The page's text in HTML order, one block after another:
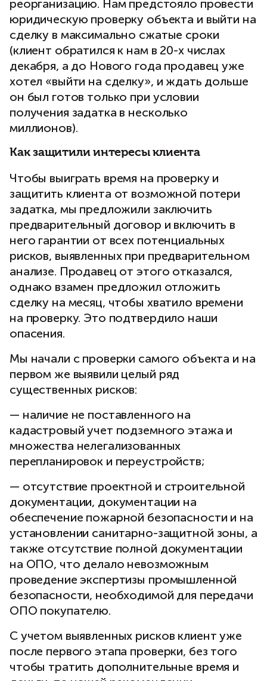
реорганизацию. Нам предстояло провести
юридическую проверку объекта и выйти на
сделку в максимально сжатые сроки
(клиент обратился к нам в 20-х числах
декабря, а до Нового года продавец уже
хотел «выйти на сделку», и ждать дольше
он был готов только при условии
получения задатка в несколько
миллионов).
Как защитили интересы клиента
Чтобы выиграть время на проверку и
защитить клиента от возможной потери
задатка, мы предложили заключить
предварительный договор и включить в
него гарантии от всех потенциальных
рисков, выявленных при предварительном
анализе. Продавец от этого отказался,
однако взамен предложил отложить
сделку на месяц, чтобы хватило времени
на проверку. Это подтвердило наши
опасения.
Мы начали с проверки самого объекта и на
первом же выявили целый ряд
существенных рисков:
— наличие не поставленного на
кадастровый учет подземного этажа и
множества нелегализованных
перепланировок и переустройств;
— отсутствие проектной и строительной
документации, документации на
обеспечение пожарной безопасности и на
установлении санитарно-защитной зоны, а
также отсутствие полной документации
на ОПО, что делало невозможным
проведение экспертизы промышленной
безопасности, необходимой для передачи
ОПО покупателю.
С учетом выявленных рисков клиент уже
после первого этапа проверки, без того
чтобы тратить дополнительные время и